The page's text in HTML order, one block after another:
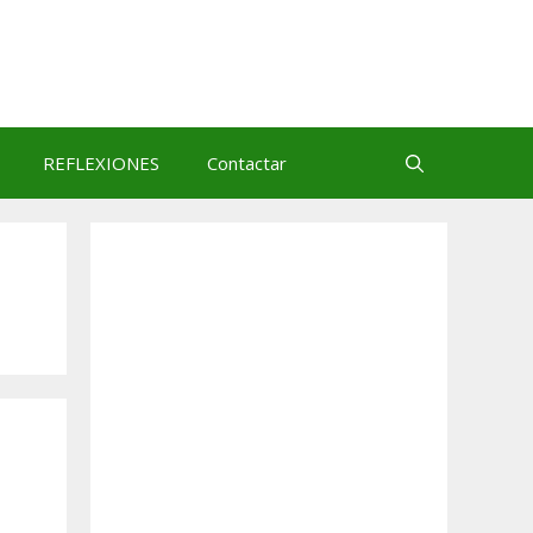
REFLEXIONES Contactar